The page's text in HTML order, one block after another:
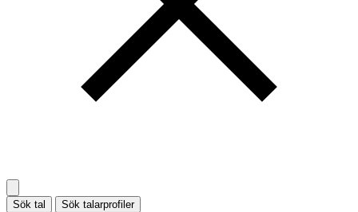
Sök tal Sök talarprofiler